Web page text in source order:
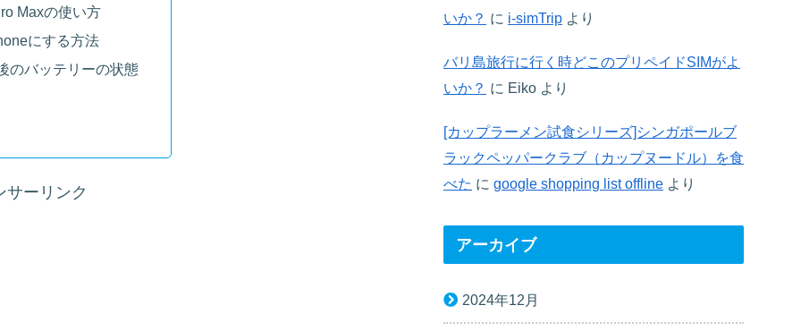
Maxの使い方
にする方法
のバッテリーの状態
サーリンク
いか？ に i-simTrip より
バリ島旅行に行く時どこのプリペイドSIMがよ
いか？ に Eiko より
[カップラーメン試食シリーズ]シンガポールブ
ラックペッパークラブ（カップヌードル）を食
べた に google shopping list offline より
アーカイブ
2024年12月